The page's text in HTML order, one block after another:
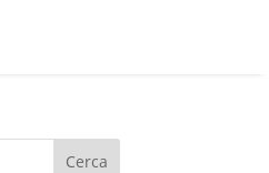
Cerca